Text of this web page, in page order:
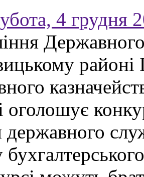
4 грудня
районі
оголошує